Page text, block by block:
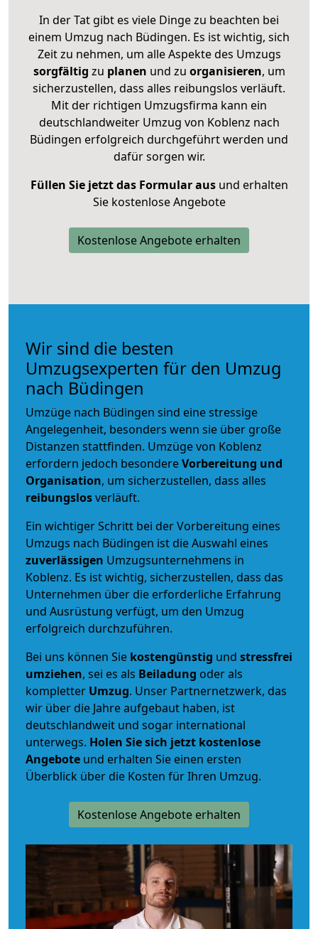
In der Tat gibt es viele Dinge zu beachten bei
einem Umzug nach Büdingen. Es ist wichtig, sich
Zeit zu nehmen, um alle Aspekte des Umzugs
sorgfältig zu planen und zu organisieren, um
sicherzustellen, dass alles reibungslos verläuft.
Mit der richtigen Umzugsfirma kann ein
deutschlandweiter Umzug von Koblenz nach
Büdingen erfolgreich durchgeführt werden und
dafür sorgen wir.
Füllen Sie jetzt das Formular ausund erhalten
Sie kostenlose Angebote
Kostenlose Angebote erhalten
Wir sind die besten
Umzugsexperten für den Umzug
nach Büdingen
Umzüge nach Büdingen sind eine stressige
Angelegenheit, besonders wenn sie über große
Distanzen stattfinden. Umzüge von Koblenz
erfordern jedoch besondereVorbereitung und
Organisation, um sicherzustellen, dass alles
reibungslosverläuft.
Ein wichtiger Schritt bei der Vorbereitung eines
Umzugs nach Büdingen ist die Auswahl eines
zuverlässigen Umzugsunternehmens in
Koblenz. Es ist wichtig, sicherzustellen, dass das
Unternehmen über die erforderliche Erfahrung
und Ausrüstung verfügt, um den Umzug
erfolgreich durchzuführen.
Bei uns können Sie kostengünstig und stressfrei
umziehen, sei es als Beiladung oder als
kompletter Umzug. Unser Partnernetzwerk, das
wir über die Jahre aufgebaut haben, ist
deutschlandweit und sogar international
unterwegs. Holen Sie sich jetzt kostenlose
Angebote und erhalten Sie einen ersten
Überblick über die Kosten für Ihren Umzug.
Kostenlose Angebote erhalten